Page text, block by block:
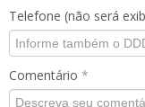
Telefone (não será
Comentário *